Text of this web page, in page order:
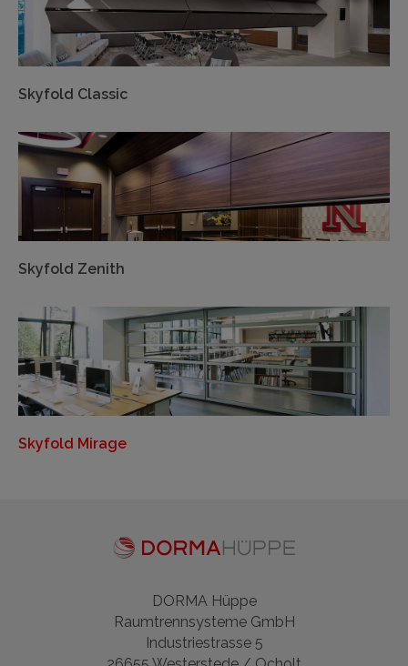
Skyfold Classic
Skyfold Zenith
Skyfold Mirage
DORMA Hüppe
Raumtrennsysteme GmbH
Industriestrasse 5